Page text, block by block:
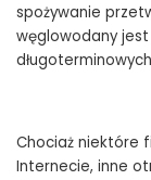
spożywanie
węglowodany
Chociaż niektóre
Internecie, inne